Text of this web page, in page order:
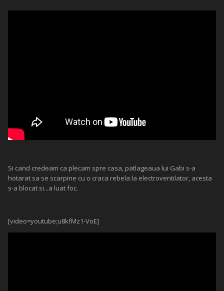
Si cand credeam ca plecam spre casa, patlageaua lui Gabi s-a
hotarat sa se scarpine cu o craca rebela la electroventilator, acesta
s-a blocat si...a luat foc.
[video=youtube;u8kfMz1-VoE]